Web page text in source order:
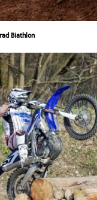
Biathlon